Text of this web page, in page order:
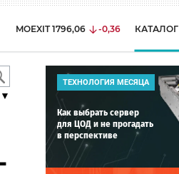
MOEXIT 1796,06 -0,36 КАТАЛОГ
ТЕХНОЛОГИЯ МЕСЯЦА
Как выбрать сервер
для ЦОД и не прогадать
в перспективе